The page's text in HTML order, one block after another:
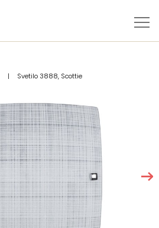
| Svetilo 3888, Scottie